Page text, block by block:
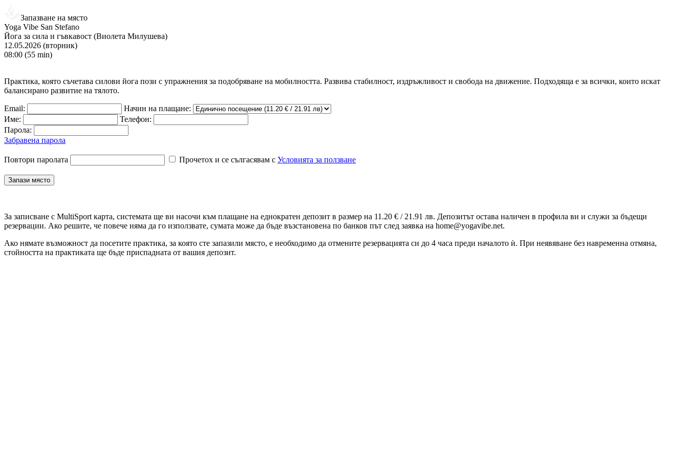
Запазване на място
Yoga Vibe San Stefano
Йога за сила и гъвкавост (Виолета Милушева)
12.05.2026 (вторник)
08:00 (55 min)
Практика, която съчетава силови йога пози с упражнения за подобряване на мобилността. Развива стабилност, издръжливост и свобода на движение. Подходяща е за всички, които искат
балансирано развитие на тялото.
Email:
Начин на плащане:
Име:
Телефон:
Парола:
Забравена парола
Повтори паролата Прочетох и се сългасявам с Условията за ползване
За записване с MultiSport карта, системата ще ви насочи към плащане на еднократен депозит в размер на 11.20 € / 21.91 лв. Депозитът остава наличен в профила ви и служи за бъдещи
резервации. Ако решите, че повече няма да го използвате, сумата може да бъде възстановена по банков път след заявка на home@yogavibe.net.
Ако нямате възможност да посетите практика, за която сте запазили място, е необходимо да отмените резервацията си до 4 часа преди началото ѝ. При неявяване без навременна отмяна,
стойността на практиката ще бъде приспадната от вашия депозит.